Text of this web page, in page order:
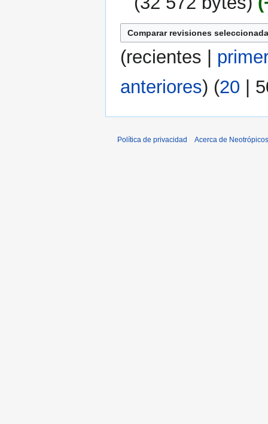
(recientes
anteriores) (20
Política de privacidad Acerca de Neotrópicos